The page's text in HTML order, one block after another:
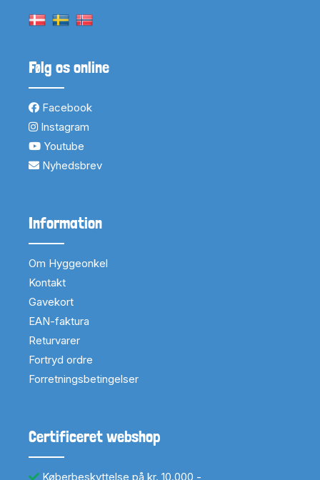
Følg os online
Facebook
Instagram
Youtube
Nyhedsbrev
Information
Om Hyggeonkel
Kontakt
Gavekort
EAN-faktura
Returvarer
Fortryd ordre
Forretningsbetingelser
Certificeret webshop
Køberbeskyttelse på kr. 10.000,-